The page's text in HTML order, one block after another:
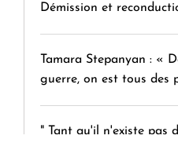
Démission et
Tamara Stepanyan : «
guerre, on est tous des
" Tant qu'il n'existe pas